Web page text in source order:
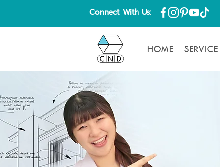
Connect With Us:
HOME SERVICE